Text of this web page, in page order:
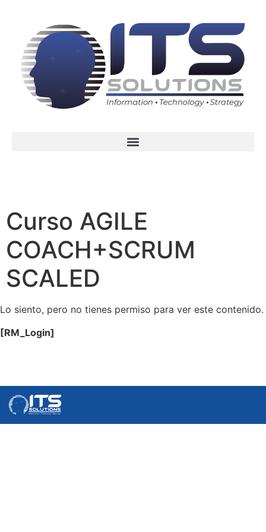
Curso AGILE
COACH+SCRUM
SCALED
Lo siento, pero no tienes permiso para ver este contenido.
[RM_Login]